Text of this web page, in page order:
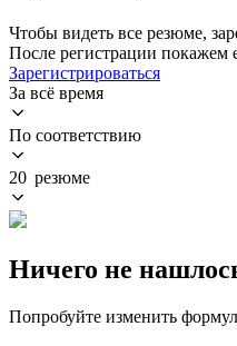
Чтобы видеть все резюме,
После регистрации покажем
Зарегистрироваться
За всё время
По соответствию
20 резюме
Ничего не
Попробуйте изменить